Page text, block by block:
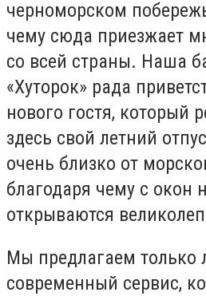
черноморском
чему сюда приезжает
со всей страны. Наша
«Хуторок» рада
нового гостя, который
здесь свой летний
очень близко от
благодаря чему с окон
открываются
Мы предлагаем только
современный сервис,